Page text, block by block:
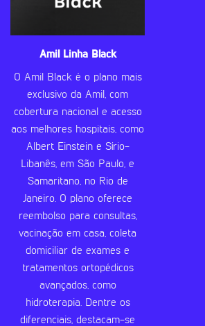
Amil Linha Black
O Amil Black é o plano mais
exclusivo da Amil, com
cobertura nacional e acesso
aos melhores hospitais, como
Albert Einstein e Sírio-
Libanês, em São Paulo, e
Samaritano, no Rio de
Janeiro. O plano oferece
reembolso para consultas,
vacinação em casa, coleta
domiciliar de exames e
tratamentos ortopédicos
avançados, como
hidroterapia. Dentre os
diferenciais, destacam-se